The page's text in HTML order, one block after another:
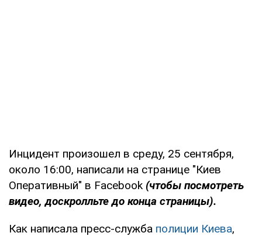
Инцидент произошел в среду, 25 сентября,
около 16:00, написали на странице "Киев
Оперативный" в Facebook (чтобы посмотреть
видео, доскролльте до конца страницы).
Как написала пресс-служба полиции Киева,